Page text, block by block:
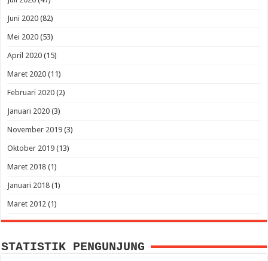
Juni 2020 (82)
Mei 2020 (53)
April 2020 (15)
Maret 2020 (11)
Februari 2020 (2)
Januari 2020 (3)
November 2019 (3)
Oktober 2019 (13)
Maret 2018 (1)
Januari 2018 (1)
Maret 2012 (1)
STATISTIK PENGUNJUNG